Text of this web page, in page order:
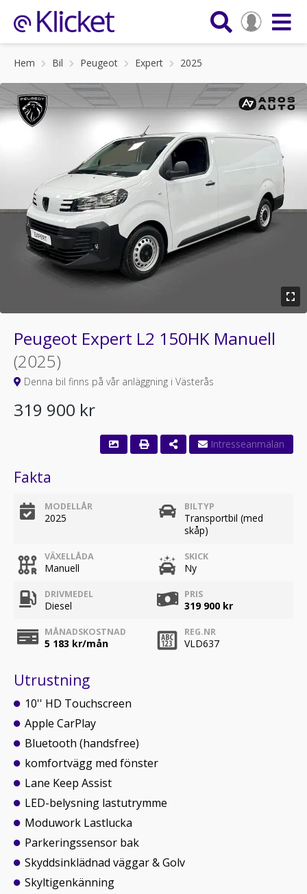
Hem Bil Peugeot Expert 2025
Peugeot Expert L2 150HK Manuell
(2025)
Denna bil finns på vår anläggning i Västerås
319 900 kr
Fakta
MODELLÅR
2025
BILTYP
Transportbil (med
skåp)
VÄXELLÅDA
Manuell
SKICK
Ny
DRIVMEDEL
Diesel
PRIS
319 900 kr
MÅNADSKOSTNAD
5 183 kr/mån
REG.NR
VLD637
Utrustning
10'' HD Touchscreen
Apple CarPlay
Bluetooth (handsfree)
komfortvägg med fönster
Lane Keep Assist
LED-belysning lastutrymme
Moduwork Lastlucka
Parkeringssensor bak
Skyddsinklädnad väggar & Golv
Skyltigenkänning